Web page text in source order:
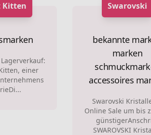
Kitten
einer
Swarovski
bekannte
marken
accessoires
Swarovski
Online Sale um bis
SWAROVSKI